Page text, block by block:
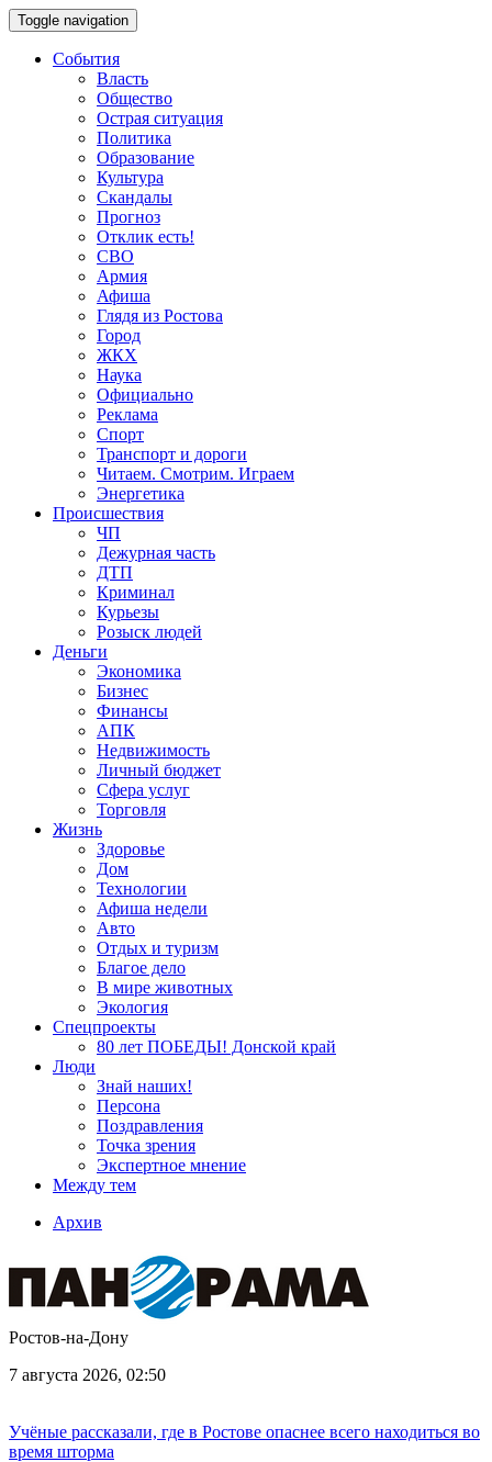
Toggle navigation
События
Власть
Общество
Острая ситуация
Политика
Образование
Культура
Скандалы
Прогноз
Отклик есть!
СВО
Армия
Афиша
Глядя из Ростова
Город
ЖКХ
Наука
Официально
Реклама
Спорт
Транспорт и дороги
Читаем. Смотрим. Играем
Энергетика
Происшествия
ЧП
Дежурная часть
ДТП
Криминал
Курьезы
Розыск людей
Деньги
Экономика
Бизнес
Финансы
АПК
Недвижимость
Личный бюджет
Сфера услуг
Торговля
Жизнь
Здоровье
Дом
Технологии
Афиша недели
Авто
Отдых и туризм
Благое дело
В мире животных
Экология
Спецпроекты
80 лет ПОБЕДЫ! Донской край
Люди
Знай наших!
Персона
Поздравления
Точка зрения
Экспертное мнение
Между тем
Архив
Ростов-на-Дону
7 августа 2026, 02:50
Учёные рассказали, где в Ростове опаснее всего находиться во
время шторма